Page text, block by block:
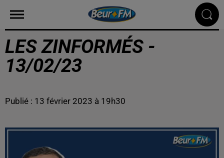
LES ZINFORMÉS -
13/02/23
Publié : 13 février 2023 à 19h30